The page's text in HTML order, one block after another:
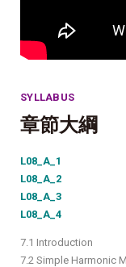
SYLLABUS
章節大綱
L08_A_1
L08_A_2
L08_A_3
L08_A_4
7.1 Introduction
7.2 Simple Harmonic